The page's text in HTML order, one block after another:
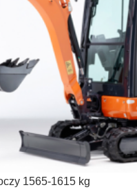
1565-1615 kg